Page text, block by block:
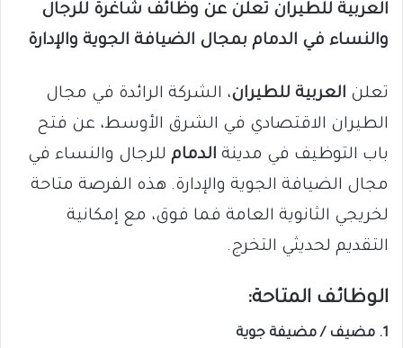
العربية للطيران تعلن عن وظائف شاغرة للرجال
والنساء في الدمام بمجال الضيافة الجوية والإدارة
تعلن العربية للطيران، الشركة الرائدة في مجال
الطيران الاقتصادي في الشرق الأوسط، عن فتح
باب التوظيف في مدينة الدمام للرجال والنساء في
مجال الضيافة الجوية والإدارة. هذه الفرصة متاحة
لخريجي الثانوية العامة فما فوق، مع إمكانية
التقديم لحديثي التخرج.
الوظائف المتاحة:
1. مضيف / مضيفة جوية